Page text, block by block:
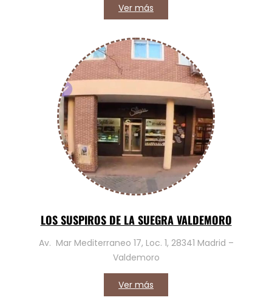
Ver más
LOS SUSPIROS DE LA SUEGRA VALDEMORO
Av. Mar Mediterraneo 17, Loc. 1, 28341 Madrid –
Valdemoro
Ver más